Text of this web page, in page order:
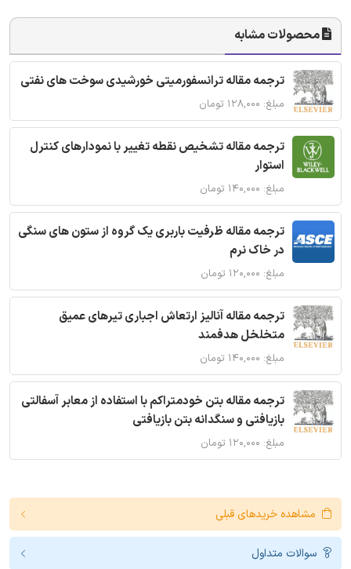
محصولات مشابه
ترجمه مقاله ترانسفورمیتی خورشیدی سوخت های نفتی
مبلغ: ۱۲۸,۰۰۰ تومان
ترجمه مقاله تشخیص نقطه تغییر با نمودارهای کنترل
استوار
مبلغ: ۱۴۰,۰۰۰ تومان
ترجمه مقاله ظرفیت باربری یک گروه از ستون های سنگی
در خاک نرم
مبلغ: ۱۲۰,۰۰۰ تومان
ترجمه مقاله آنالیز ارتعاش اجباری تیرهای عمیق
متخلخل هدفمند
مبلغ: ۱۴۰,۰۰۰ تومان
ترجمه مقاله بتن خودمتراکم با استفاده از معابر آسفالتی
بازیافتی و سنگدانه بتن بازیافتی
مبلغ: ۱۲۰,۰۰۰ تومان
مشاهده خریدهای قبلی
سوالات متداول